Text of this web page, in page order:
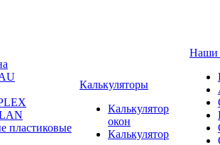
пластиковые
Калькуляторы
Калькулятор
окон
Калькулятор
Наши